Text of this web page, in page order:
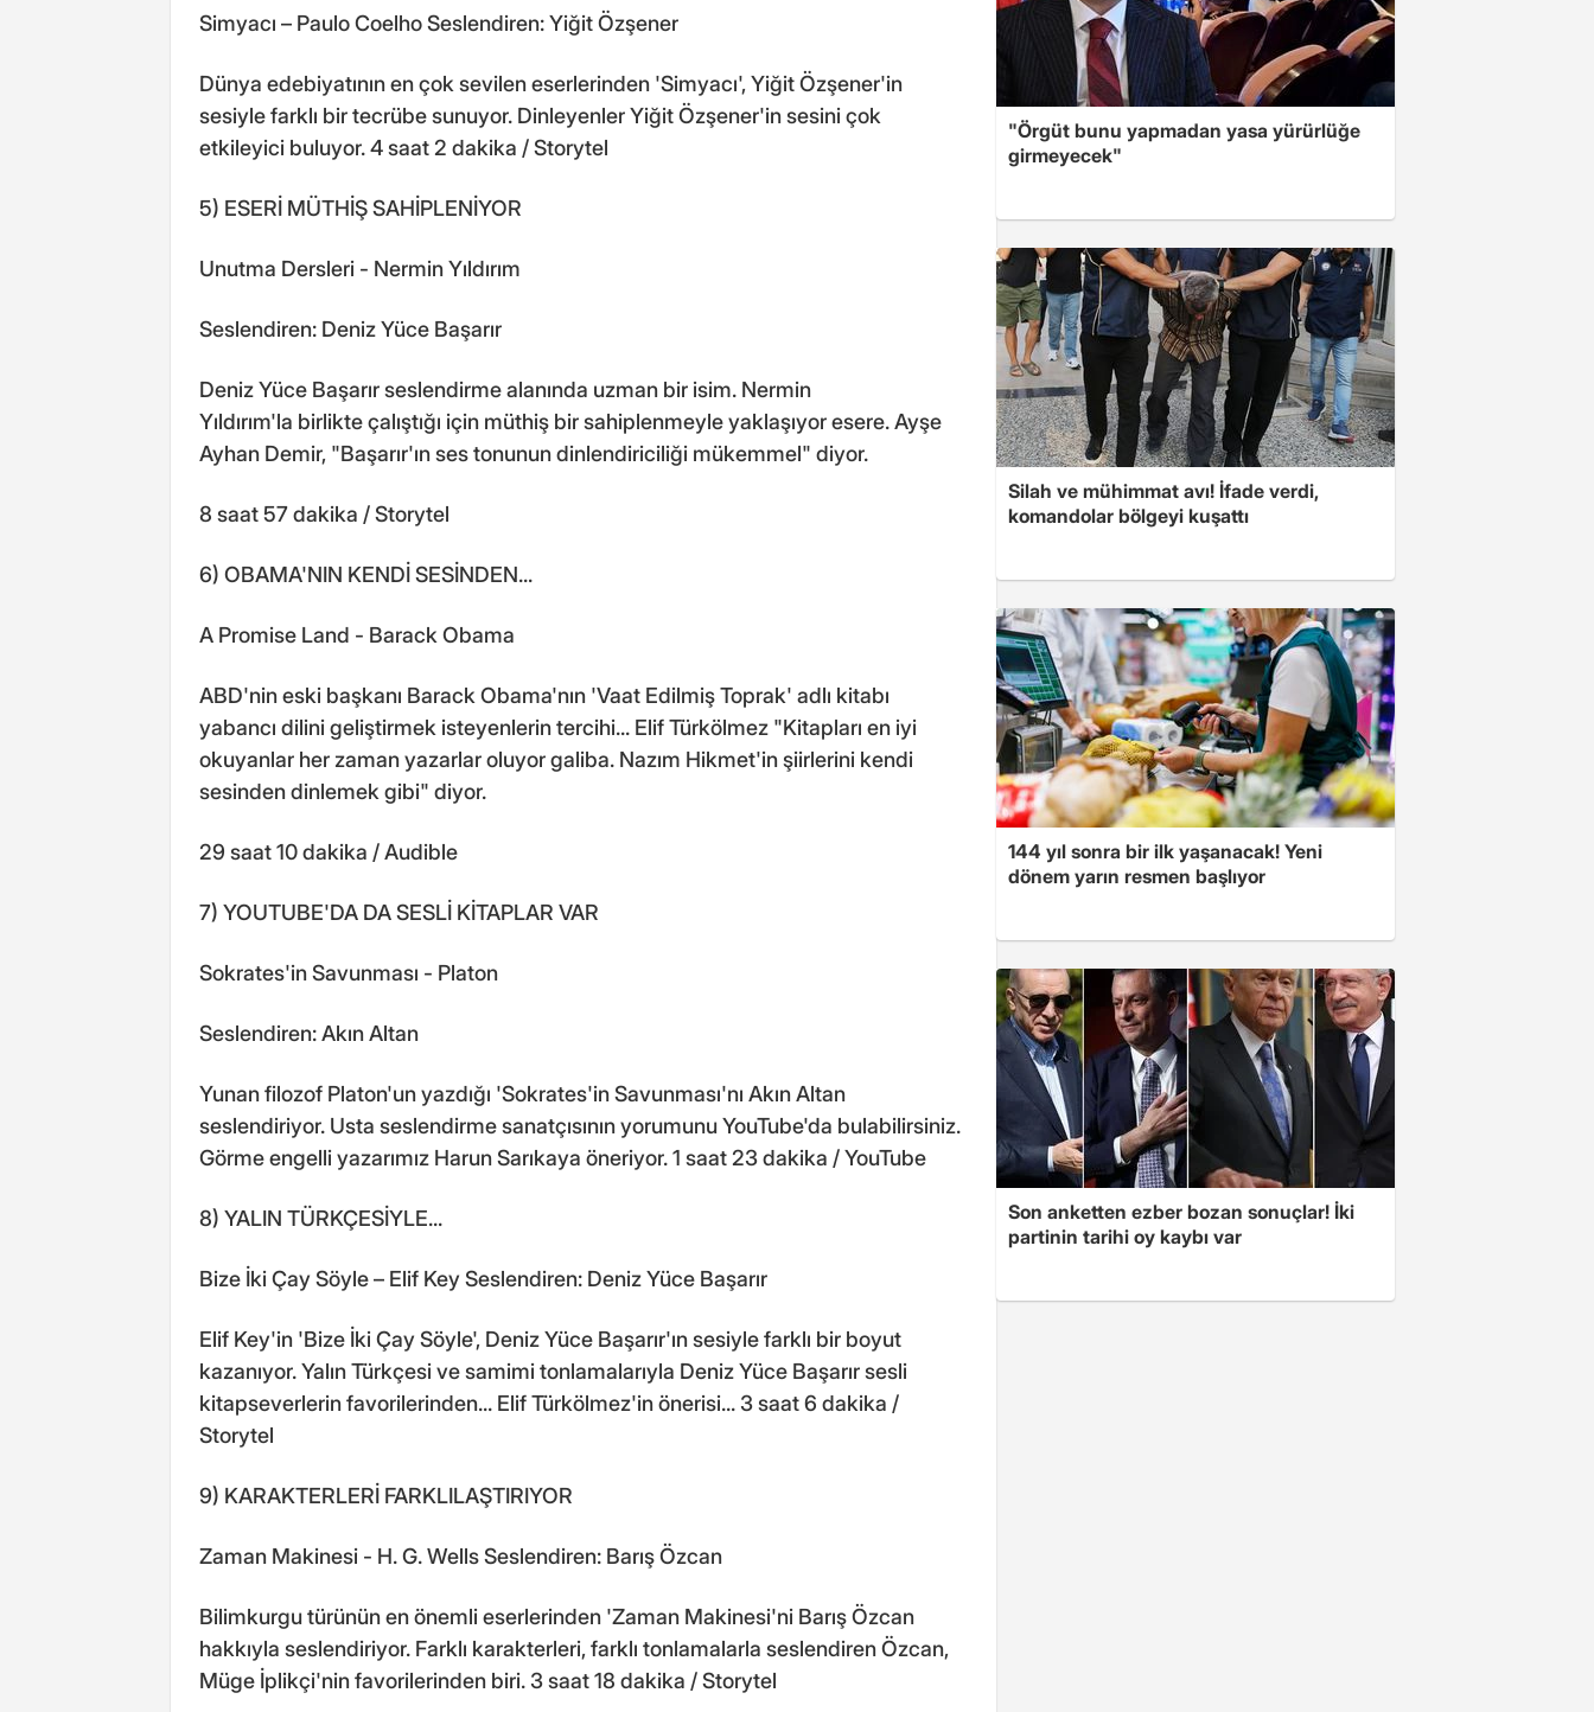
Simyacı – Paulo Coelho Seslendiren: Yiğit Özşener
Dünya edebiyatının en çok sevilen eserlerinden 'Simyacı', Yiğit Özşener'in
sesiyle farklı bir tecrübe sunuyor. Dinleyenler Yiğit Özşener'in sesini çok
etkileyici buluyor. 4 saat 2 dakika / Storytel
5) ESERİ MÜTHİŞ SAHİPLENİYOR
Unutma Dersleri - Nermin Yıldırım
Seslendiren: Deniz Yüce Başarır
Deniz Yüce Başarır seslendirme alanında uzman bir isim. Nermin
Yıldırım'la birlikte çalıştığı için müthiş bir sahiplenmeyle yaklaşıyor esere. Ayşe
Ayhan Demir, "Başarır'ın ses tonunun dinlendiriciliği mükemmel" diyor.
8 saat 57 dakika / Storytel
6) OBAMA'NIN KENDİ SESİNDEN...
A Promise Land - Barack Obama
ABD'nin eski başkanı Barack Obama'nın 'Vaat Edilmiş Toprak' adlı kitabı
yabancı dilini geliştirmek isteyenlerin tercihi... Elif Türkölmez "Kitapları en iyi
okuyanlar her zaman yazarlar oluyor galiba. Nazım Hikmet'in şiirlerini kendi
sesinden dinlemek gibi" diyor.
29 saat 10 dakika / Audible
7) YOUTUBE'DA DA SESLİ KİTAPLAR VAR
Sokrates'in Savunması - Platon
Seslendiren: Akın Altan
Yunan filozof Platon'un yazdığı 'Sokrates'in Savunması'nı Akın Altan
seslendiriyor. Usta seslendirme sanatçısının yorumunu YouTube'da bulabilirsiniz.
Görme engelli yazarımız Harun Sarıkaya öneriyor. 1 saat 23 dakika / YouTube
8) YALIN TÜRKÇESİYLE...
Bize İki Çay Söyle – Elif Key Seslendiren: Deniz Yüce Başarır
Elif Key'in 'Bize İki Çay Söyle', Deniz Yüce Başarır'ın sesiyle farklı bir boyut
kazanıyor. Yalın Türkçesi ve samimi tonlamalarıyla Deniz Yüce Başarır sesli
kitapseverlerin favorilerinden... Elif Türkölmez'in önerisi... 3 saat 6 dakika /
Storytel
9) KARAKTERLERİ FARKLILAŞTIRIYOR
Zaman Makinesi - H. G. Wells Seslendiren: Barış Özcan
Bilimkurgu türünün en önemli eserlerinden 'Zaman Makinesi'ni Barış Özcan
hakkıyla seslendiriyor. Farklı karakterleri, farklı tonlamalarla seslendiren Özcan,
Müge İplikçi'nin favorilerinden biri. 3 saat 18 dakika / Storytel
"Örgüt bunu yapmadan yasa yürürlüğe
girmeyecek"
Silah ve mühimmat avı! İfade verdi,
komandolar bölgeyi kuşattı
144 yıl sonra bir ilk yaşanacak! Yeni
dönem yarın resmen başlıyor
Son anketten ezber bozan sonuçlar! İki
partinin tarihi oy kaybı var